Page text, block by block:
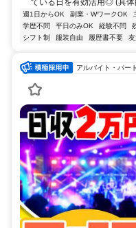
週1日からOK 副業・WワークOK
学歴不問
平日のみOK 経験不問
シフト制
服装自由 履歴書不要
アルバイト・パート